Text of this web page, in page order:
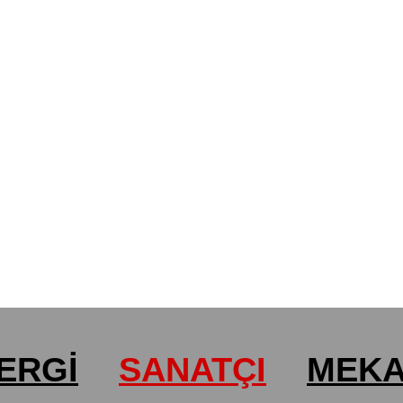
SANATÇI